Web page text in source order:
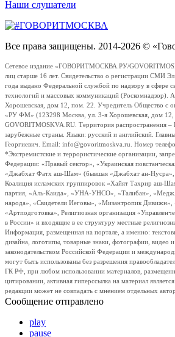
Наши слушатели
Все права защищены. 2014-2026 ©
Сетевое издание «ГОВОРИТМОСКВА.РУ/
лиц старше 16 лет. Свидетельство о регистрации СМИ
года выдано Федеральной службой по надзору в сфере
технологий и массовых коммуникаций (Роскомнадзор).
Хорошевская, дом 12, пом. 22. Учредитель Общество с
«РУ ФМ» (123298 Москва, ул. 3-я Хорошевская, дом 12,
GOVORITMOSKVA.RU. Территория распространения –
зарубежные страны. Языки: русский и английский.
Георгиевич. Email: info@govoritmoskva.ru. Номер
*Экстремистские и террористические организации,
Федерации: «Правый сектор», «Украинская
«Джабхат Фатх аш-Шам» (бывшая «Джабхат ан-Нусра»,
Коалиция исламских группировок «Хайят Тахрир аш-
партия, «Аль-Каида», «УНА-УНСО», «Талибан»,
народа», «Свидетели Иеговы», «Мизантропик Дивижн»,
«Артподготовка», Религиозная организация
в России» и входящие в ее структуру местные
Информация, размещенная на портале, а именно:
дизайна, логотипы, товарные знаки, фотографии, видео
законодательством Российской Федерации и
могут быть использованы без разрешения
ГК РФ, при любом использовании материалов,
цитировании, активная гиперссылка на материал
редакции может не совпадать с мнением отдельных
Сообщение отправлено
play
pause